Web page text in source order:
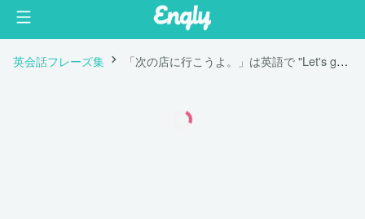
英会話フレーズ集 「次の店に行こうよ。」は英語で "Let's go for the next round."